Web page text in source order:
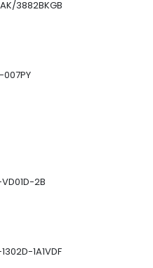
3882BKGB
2B
1A1VDF